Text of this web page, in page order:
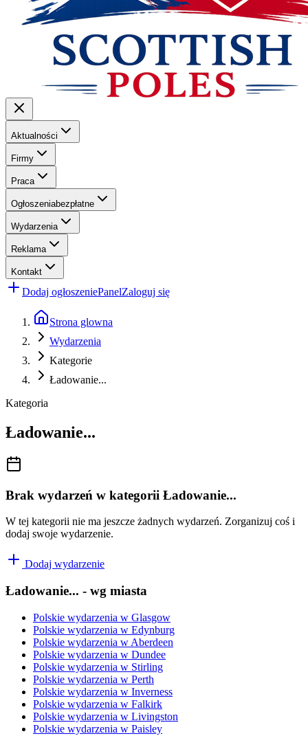
Aktualności
Firmy
Praca
Ogłoszeniabezpłatne
Wydarzenia
Reklama
Kontakt
Dodaj ogłoszeniePanelZaloguj się
Strona glowna
Wydarzenia
Kategorie
Ładowanie...
Kategoria
Ładowanie...
Brak wydarzeń w kategorii Ładowanie...
W tej kategorii nie ma jeszcze żadnych wydarzeń. Zorganizuj coś i
dodaj swoje wydarzenie.
Dodaj wydarzenie
Ładowanie... - wg miasta
Polskie wydarzenia w Glasgow
Polskie wydarzenia w Edynburg
Polskie wydarzenia w Aberdeen
Polskie wydarzenia w Dundee
Polskie wydarzenia w Stirling
Polskie wydarzenia w Perth
Polskie wydarzenia w Inverness
Polskie wydarzenia w Falkirk
Polskie wydarzenia w Livingston
Polskie wydarzenia w Paisley